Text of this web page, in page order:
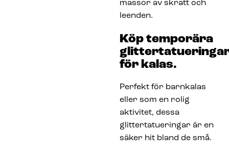
massor av skratt och
leenden.
Köp temporära
för kalas.
Perfekt för barnkalas
eller som en rolig
aktivitet, dessa
glittertatueringar är en
säker hit bland de små.